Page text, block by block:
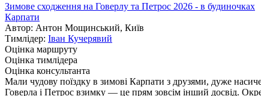
Зимове сходження на Говерлу та Петрос 2026 - в будиночках
Карпати
Автор: Антон Мощинський, Київ
Тимлідер: Іван Кучерявий
Оцінка маршруту
Оцінка тимлідера
Оцінка консультанта
Мали чудову поїздку в зимові Карпати з друзями, дуже
Говерла і Петрос взимку — це прям зовсім інший досвід.